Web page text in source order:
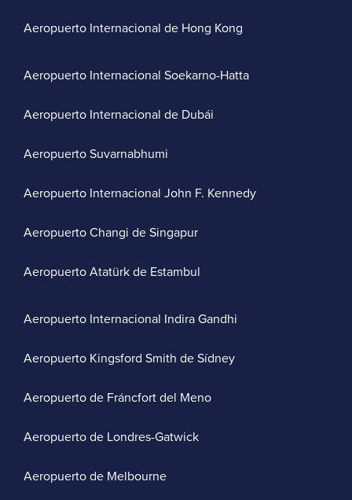
Aeropuerto Internacional de Hong Kong
Aeropuerto Internacional Soekarno-Hatta
Aeropuerto Internacional de Dubái
Aeropuerto Suvarnabhumi
Aeropuerto Internacional John F. Kennedy
Aeropuerto Changi de Singapur
Aeropuerto Atatürk de Estambul
Aeropuerto Internacional Indira Gandhi
Aeropuerto Kingsford Smith de Sídney
Aeropuerto de Fráncfort del Meno
Aeropuerto de Londres-Gatwick
Aeropuerto de Melbourne